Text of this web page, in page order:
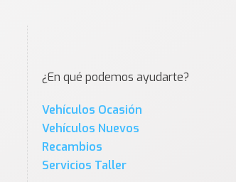
¿En qué podemos ayudarte?
Vehículos Ocasión
Vehículos Nuevos
Recambios
Servicios Taller